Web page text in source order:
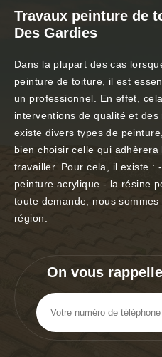
Travaux peinture de
Des Gardies
Dans la plupart des cas
peinture de toiture, il est
un professionnel. En effet,
interventions de qualité et des
existe divers types de
bien choisir celle qui
travailler. Pour cela, il existe :
peinture acrylique - la résine
toute demande, nous
région.
On vous rappelle